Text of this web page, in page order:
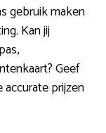
gebruik maken
Kan jij
Geef
prijzen